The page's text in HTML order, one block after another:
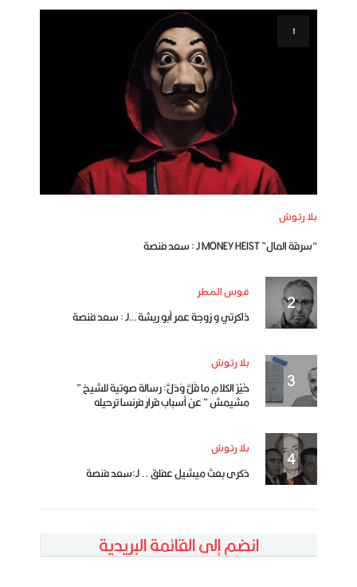
بلا رتوش
“سرقة المال” MONEY HEIST لـ : سعد فنصة
قوس المطر
ذاكرتي و زوجة عمر أبو ريشة …لـ : سعد فنصة
بلا رتوش
خَيْرُ الكلامِ ما قَلَّ وَدَلَّ: رسالة صوتية للشيخ ”
مشيمش ” عن أسباب قرار فرنسا ترحيله
بلا رتوش
ذكرى بعث ميشيل عفلق .. لـ:سعد فنصة
انضم إلى القائمة البريدية